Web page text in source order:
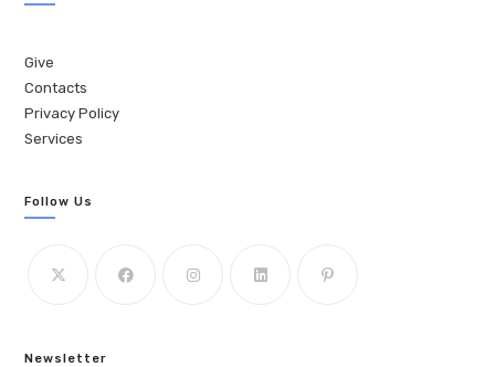
Give
Contacts
Privacy Policy
Services
Follow Us
Newsletter